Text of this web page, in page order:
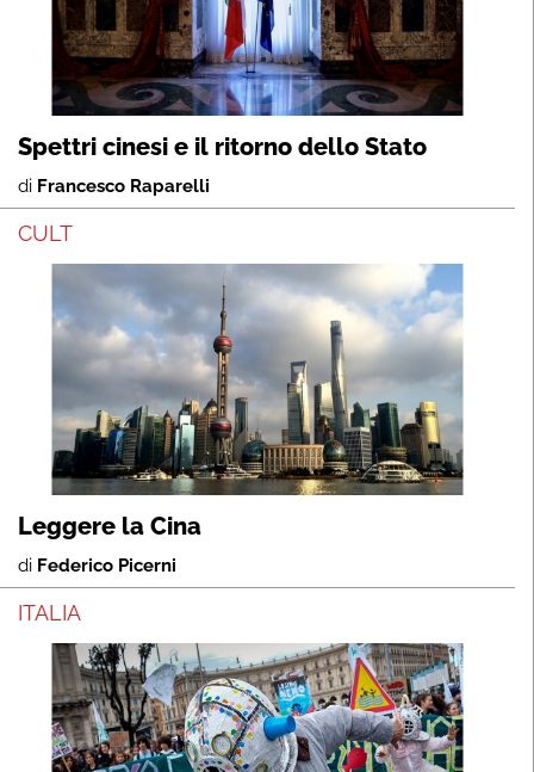
Spettri cinesi e il ritorno dello Stato
di Francesco Raparelli
CULT
Leggere la Cina
di Federico Picerni
ITALIA